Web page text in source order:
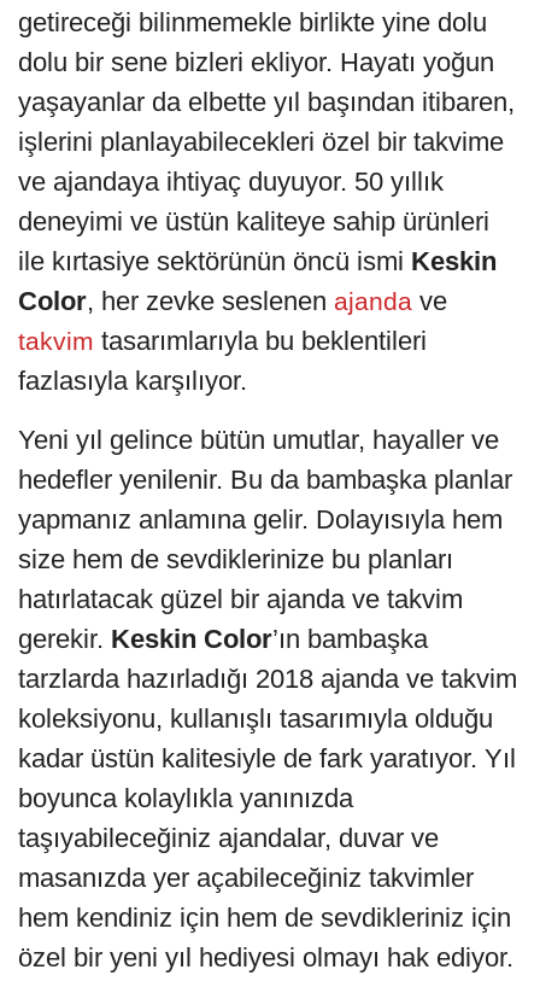
getireceği bilinmemekle birlikte yine dolu
dolu bir sene bizleri ekliyor. Hayatı yoğun
yaşayanlar da elbette yıl başından itibaren,
işlerini planlayabilecekleri özel bir takvime
ve ajandaya ihtiyaç duyuyor. 50 yıllık
deneyimi ve üstün kaliteye sahip ürünleri
ile kırtasiye sektörünün öncü ismi Keskin
Color, her zevke seslenen ajanda ve
takvim tasarımlarıyla bu beklentileri
fazlasıyla karşılıyor.
Yeni yıl gelince bütün umutlar, hayaller ve
hedefler yenilenir. Bu da bambaşka planlar
yapmanız anlamına gelir. Dolayısıyla hem
size hem de sevdiklerinize bu planları
hatırlatacak güzel bir ajanda ve takvim
gerekir. Keskin Color’ın bambaşka
tarzlarda hazırladığı 2018 ajanda ve takvim
koleksiyonu, kullanışlı tasarımıyla olduğu
kadar üstün kalitesiyle de fark yaratıyor. Yıl
boyunca kolaylıkla yanınızda
taşıyabileceğiniz ajandalar, duvar ve
masanızda yer açabileceğiniz takvimler
hem kendiniz için hem de sevdikleriniz için
özel bir yeni yıl hediyesi olmayı hak ediyor.